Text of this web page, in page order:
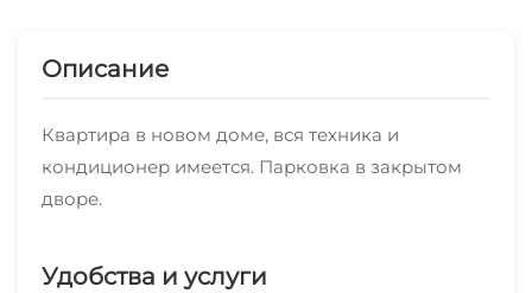
Описание
Квартира в новом доме, вся техника и
кондиционер имеется. Парковка в закрытом
дворе.
Удобства и услуги